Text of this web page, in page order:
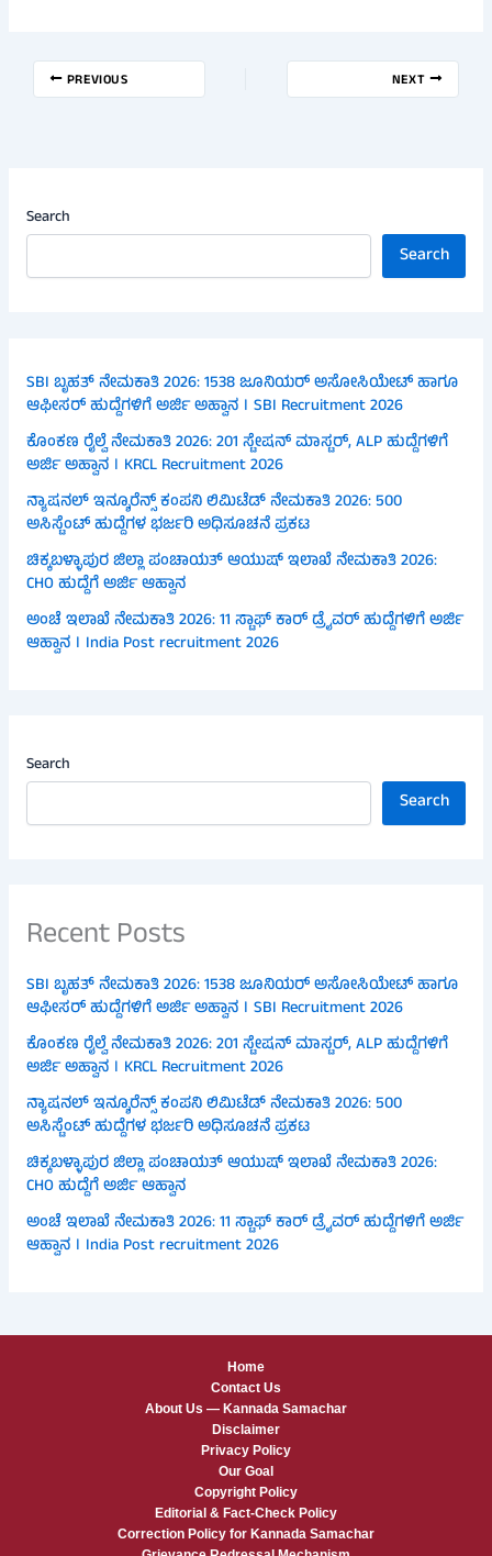
PREVIOUS NEXT
Search
Search
SBI ಬೃಹತ್ ನೇಮಕಾತಿ 2026: 1538 ಜೂನಿಯರ್ ಅಸೋಸಿಯೇಟ್ ಹಾಗೂ
ಆಫೀಸರ್ ಹುದ್ದೆಗಳಿಗೆ ಅರ್ಜಿ ಅಹ್ವಾನ । SBI Recruitment 2026
ಕೊಂಕಣ ರೈಲ್ವೆ ನೇಮಕಾತಿ 2026: 201 ಸ್ಟೇಷನ್ ಮಾಸ್ಟರ್, ALP ಹುದ್ದೆಗಳಿಗೆ
ಅರ್ಜಿ ಅಹ್ವಾನ । KRCL Recruitment 2026
ನ್ಯಾಷನಲ್ ಇನ್ಶೂರೆನ್ಸ್ ಕಂಪನಿ ಲಿಮಿಟೆಡ್ ನೇಮಕಾತಿ 2026: 500
ಅಸಿಸ್ಟೆಂಟ್ ಹುದ್ದೆಗಳ ಭರ್ಜರಿ ಅಧಿಸೂಚನೆ ಪ್ರಕಟ
ಚಿಕ್ಕಬಳ್ಳಾಪುರ ಜಿಲ್ಲಾ ಪಂಚಾಯತ್ ಆಯುಷ್ ಇಲಾಖೆ ನೇಮಕಾತಿ 2026:
CHO ಹುದ್ದೆಗೆ ಅರ್ಜಿ ಆಹ್ವಾನ
ಅಂಚೆ ಇಲಾಖೆ ನೇಮಕಾತಿ 2026: 11 ಸ್ಟಾಫ್ ಕಾರ್ ಡ್ರೈವರ್ ಹುದ್ದೆಗಳಿಗೆ ಅರ್ಜಿ
ಆಹ್ವಾನ । India Post recruitment 2026
Search
Search
Recent Posts
SBI ಬೃಹತ್ ನೇಮಕಾತಿ 2026: 1538 ಜೂನಿಯರ್ ಅಸೋಸಿಯೇಟ್ ಹಾಗೂ
ಆಫೀಸರ್ ಹುದ್ದೆಗಳಿಗೆ ಅರ್ಜಿ ಅಹ್ವಾನ । SBI Recruitment 2026
ಕೊಂಕಣ ರೈಲ್ವೆ ನೇಮಕಾತಿ 2026: 201 ಸ್ಟೇಷನ್ ಮಾಸ್ಟರ್, ALP ಹುದ್ದೆಗಳಿಗೆ
ಅರ್ಜಿ ಅಹ್ವಾನ । KRCL Recruitment 2026
ನ್ಯಾಷನಲ್ ಇನ್ಶೂರೆನ್ಸ್ ಕಂಪನಿ ಲಿಮಿಟೆಡ್ ನೇಮಕಾತಿ 2026: 500
ಅಸಿಸ್ಟೆಂಟ್ ಹುದ್ದೆಗಳ ಭರ್ಜರಿ ಅಧಿಸೂಚನೆ ಪ್ರಕಟ
ಚಿಕ್ಕಬಳ್ಳಾಪುರ ಜಿಲ್ಲಾ ಪಂಚಾಯತ್ ಆಯುಷ್ ಇಲಾಖೆ ನೇಮಕಾತಿ 2026:
CHO ಹುದ್ದೆಗೆ ಅರ್ಜಿ ಆಹ್ವಾನ
ಅಂಚೆ ಇಲಾಖೆ ನೇಮಕಾತಿ 2026: 11 ಸ್ಟಾಫ್ ಕಾರ್ ಡ್ರೈವರ್ ಹುದ್ದೆಗಳಿಗೆ ಅರ್ಜಿ
ಆಹ್ವಾನ । India Post recruitment 2026
Home
Contact Us
About Us — Kannada Samachar
Disclaimer
Privacy Policy
Our Goal
Copyright Policy
Editorial & Fact-Check Policy
Correction Policy for Kannada Samachar